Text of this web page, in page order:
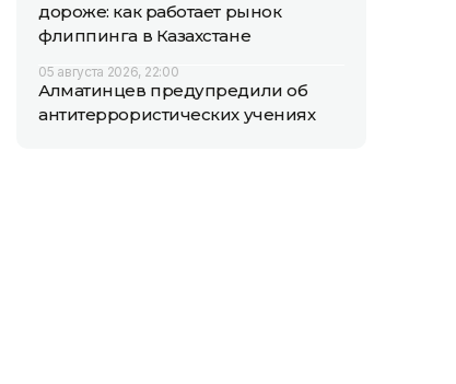
дороже: как работает рынок
флиппинга в Казахстане
05 августа 2026, 22:00
Алматинцев предупредили об
антитеррористических учениях